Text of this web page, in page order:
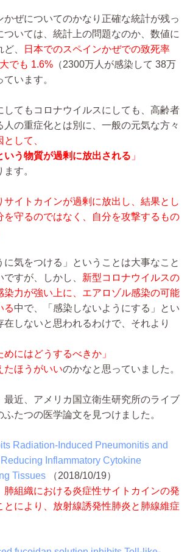
かぜについてのかなり正確な統計が残っ
ついては、統計上の問題なのか、数値に
、
日本でのスペインかぜでの致死率
でも 1.6% （2300万人が感染して 38万
います。
してもコロナウイルスにしても、高齢者
人の重症化とは別に、一般の元気な方々
して、
いう物質が過剰に放出される 」
す。
サイトカインが過剰に放出し、結果とし
を守るのではなく、自分を攻撃するもの
に気をつける」ということは大事なこと
すが、しかし、 新型コロナウイルスの
染力が強い上に、エアロゾル感染の可能
る中で、「感染しないようにする」とい
在しないと思われるわけで、それより
めにはどうするべきか」
たほうがいいのかなと思っていました。
最近、アメリカ国立衛生研究所のライブ
たつの医学論文を見つけました。
Radiation-Induced Pneumonitis and
Inflammatory Cytokine
Tissues （2018/10/19）
肺組織における炎症性サイトカインの発
とにより、放射線誘発性肺炎と肺線維症